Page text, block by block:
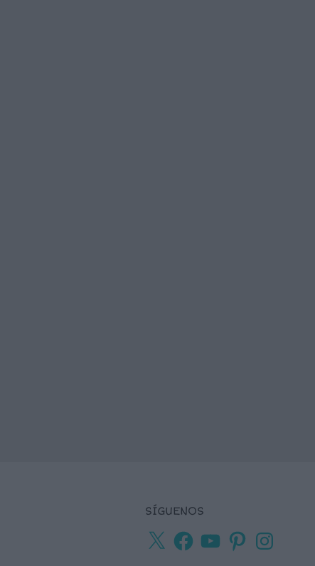
SÍGUENOS
X
Facebook
YouTubePinterestInstagram